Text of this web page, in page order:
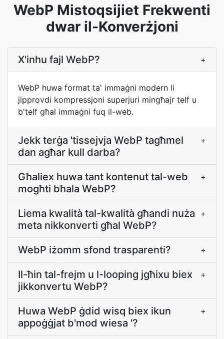
WebP Mistoqsijiet Frekwenti
dwar il-Konverżjoni
X'inhu fajl WebP? +
WebP huwa format ta' immaġni modern li
jipprovdi kompressjoni superjuri mingħajr telf u
b'telf għal immaġni fuq il-web.
Jekk terġa 'tissejvja WebP tagħmel
dan agħar kull darba?
+
Għaliex huwa tant kontenut tal-web
mogħti bħala WebP?
+
Liema kwalità tal-kwalità għandi nuża
meta nikkonverti għal WebP?
+
WebP iżomm sfond trasparenti? +
Il-ħin tal-frejm u l-looping jgħixu biex
jikkonvertu WebP?
+
Huwa WebP ġdid wisq biex ikun
appoġġjat b'mod wiesa '?
+